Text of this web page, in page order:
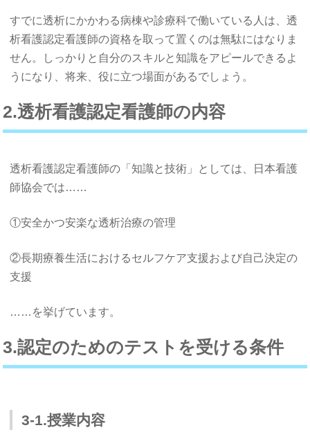
すでに透析にかかわる病棟や診療科で働いている人は、透
析看護認定看護師の資格を取って置くのは無駄にはなりま
せん。しっかりと自分のスキルと知識をアピールできるよ
うになり、将来、役に立つ場面があるでしょう。
2.透析看護認定看護師の内容
透析看護認定看護師の「知識と技術」としては、日本看護
師協会では……
①安全かつ安楽な透析治療の管理
②長期療養生活におけるセルフケア支援および自己決定の
支援
……を挙げています。
3.認定のためのテストを受ける条件
3-1.授業内容